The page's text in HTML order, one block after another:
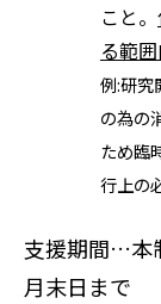
こと。
る範囲
例:研究
の為の
ため臨
行上の
支援期間…本
月末日まで